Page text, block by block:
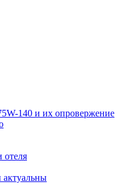
140 и их опровержение
отеля
актуальны